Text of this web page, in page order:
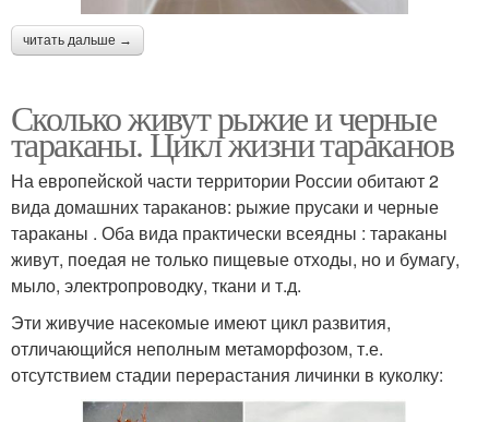
читать дальше →
Сколько живут рыжие и черные
тараканы. Цикл жизни тараканов
На европейской части территории России обитают 2
вида домашних тараканов: рыжие прусаки и черные
тараканы . Оба вида практически всеядны : тараканы
живут, поедая не только пищевые отходы, но и бумагу,
мыло, электропроводку, ткани и т.д.
Эти живучие насекомые имеют цикл развития,
отличающийся неполным метаморфозом, т.е.
отсутствием стадии перерастания личинки в куколку: